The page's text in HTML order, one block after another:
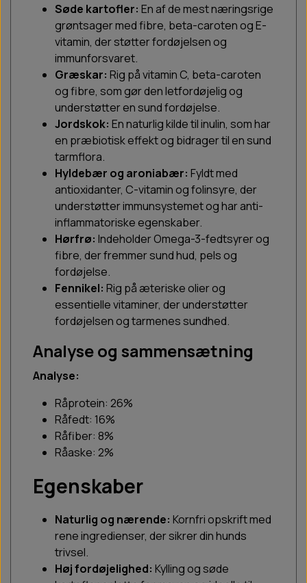
Søde kartofler: En af de mest næringsrige
grøntsager med fibre, beta-caroten og E-
vitamin, der støtter fordøjelsen og
immunforsvaret.
Græskar: Rig på vitamin C, beta-caroten
og fibre, som gør den letfordøjelig og
understøtter en sund fordøjelse.
Jordskok: En naturlig kilde til inulin, som har
en præbiotisk effekt og bidrager til en sund
tarmflora.
Hyldebær og aroniabær: Fyldt med
antioxidanter, C-vitamin og folinsyre, der
understøtter immunsystemet og har anti-
inflammatoriske egenskaber.
Hørfrø: Indeholder Omega-3-fedtsyrer og
fibre, der fremmer sund hud, pels og
fordøjelse.
Fennikel: Rig på æteriske olier og
essentielle vitaminer, der understøtter
fordøjelsen og tarmenes sundhed.
Analyse og sammensætning
Analyse:
Råprotein: 26%
Råfedt: 16%
Råfiber: 8%
Råaske: 2%
Egenskaber
Naturlig og nærende: Kornfri opskrift med
rene ingredienser, der sikrer din hunds
trivsel.
Høj fordøjelighed: Kylling og søde